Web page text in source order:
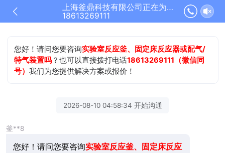
上海釜鼎科技有限公司正在为您服务
18613269111
您好！请问您要咨询实验室反应釜、固定床反应器或配气/
特气装置吗 ？也可以直接拨打电话18613269111（微信同
号）我们为您提供解决方案或报价！
2026-08-10 04:58:34 开始沟通
釜**8
您好！请问您要咨询实验室反应釜、固定床反应